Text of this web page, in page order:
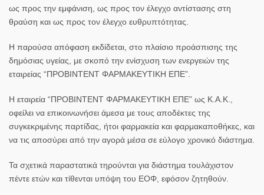
ως προς την εμφάνιση, ως προς τον έλεγχο αντίστασης στη
θραύση και ως προς τον έλεγχο ευθρυπτότητας.
Η παρούσα απόφαση εκδίδεται, στο πλαίσιο προάσπισης της
δημόσιας υγείας, με σκοπό την ενίσχυση των ενεργειών της
εταιρείας “ΠΡΟΒΙΝΤΕΝΤ ΦΑΡΜΑΚΕΥΤΙΚΗ ΕΠΕ”.
Η εταιρεία “ΠΡΟΒΙΝΤΕΝΤ ΦΑΡΜΑΚΕΥΤΙΚΗ ΕΠΕ” ως Κ.Α.Κ.,
οφείλει να επικοινωνήσει άμεσα με τους αποδέκτες της
συγκεκριμένης παρτίδας, ήτοι φαρμακεία και φαρμακαποθήκες, και
να τις αποσύρει από την αγορά μέσα σε εύλογο χρονικό διάστημα.
Τα σχετικά παραστατικά τηρούνται για διάστημα τουλάχιστον
πέντε ετών και τίθενται υπόψη του ΕΟΦ, εφόσον ζητηθούν.